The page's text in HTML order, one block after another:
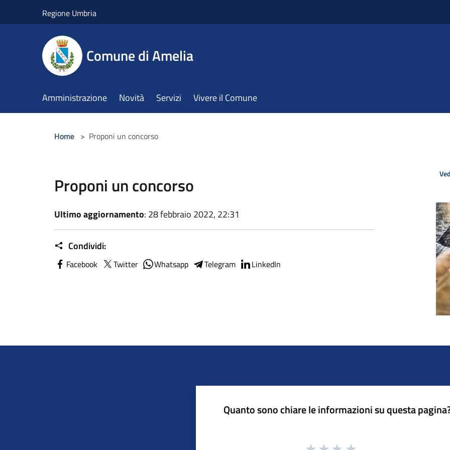
Regione Umbria
Comune di Amelia
Amministrazione Novità Servizi Vivere il Comune
Home > Proponi un concorso
Proponi un concorso
Ultimo aggiornamento: 28 febbraio 2022, 22:31
Condividi:
Facebook Twitter Whatsapp Telegram LinkedIn
Quanto sono chiare le informazioni su questa